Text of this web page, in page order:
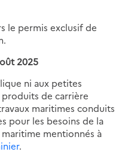
le permis exclusif de
2025
ni aux petites
de carrière
maritimes conduits
pour les besoins de la
mentionnés à
.